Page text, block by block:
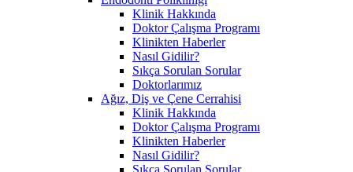
Klinik Hakkında
Doktor Çalışma Programı
Klinikten Haberler
Nasıl Gidilir?
Sıkça Sorulan Sorular
Doktorlarımız
Ağız, Diş ve Çene Cerrahisi
Klinik Hakkında
Doktor Çalışma Programı
Klinikten Haberler
Nasıl Gidilir?
Sıkça Sorulan Sorular